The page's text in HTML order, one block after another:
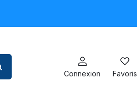
Connexion Favoris